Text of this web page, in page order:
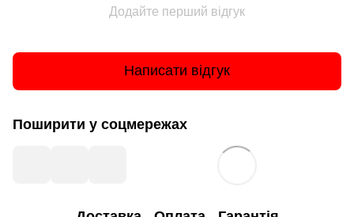
Додайте перший відгук
Написати відгук
Поширити у соцмережах